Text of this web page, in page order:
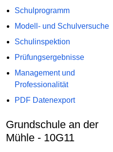
Schulprogramm
Modell- und Schulversuche
Schulinspektion
Prüfungsergebnisse
Management und
Professionalität
PDF Datenexport
Grundschule an der
Mühle - 10G11